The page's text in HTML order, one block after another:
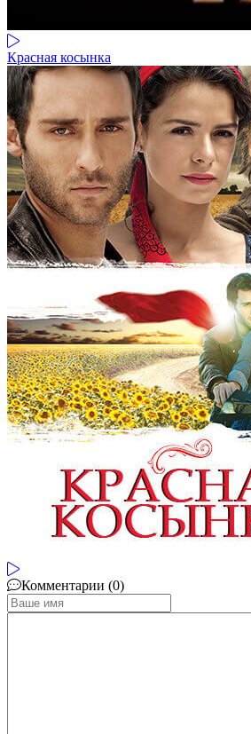
Красная косынка
Комментарии (0)